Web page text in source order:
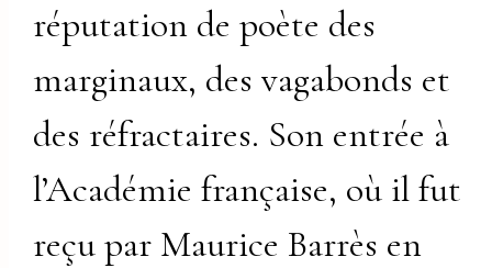
réputation de poète des
marginaux, des vagabonds et
des réfractaires. Son entrée à
l’Académie française, où il fut
reçu par Maurice Barrès en